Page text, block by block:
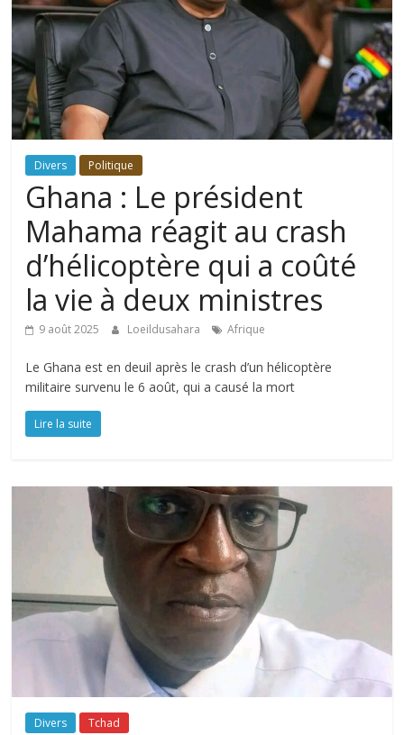
Divers Politique
Ghana : Le président
Mahama réagit au crash
d’hélicoptère qui a coûté
la vie à deux ministres
9 août 2025 Loeildusahara Afrique
Le Ghana est en deuil après le crash d’un hélicoptère
militaire survenu le 6 août, qui a causé la mort
Lire la suite
Divers Tchad